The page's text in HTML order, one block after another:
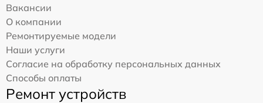
Вакансии
О компании
Ремонтируемые модели
Наши услуги
Согласие на обработку персональных данных
Способы оплаты
Ремонт устройств